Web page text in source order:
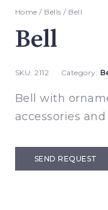
Home / Bells / Bell
Bell
SKU:2112 Category:
Bell with
accessories
SEND REQUEST